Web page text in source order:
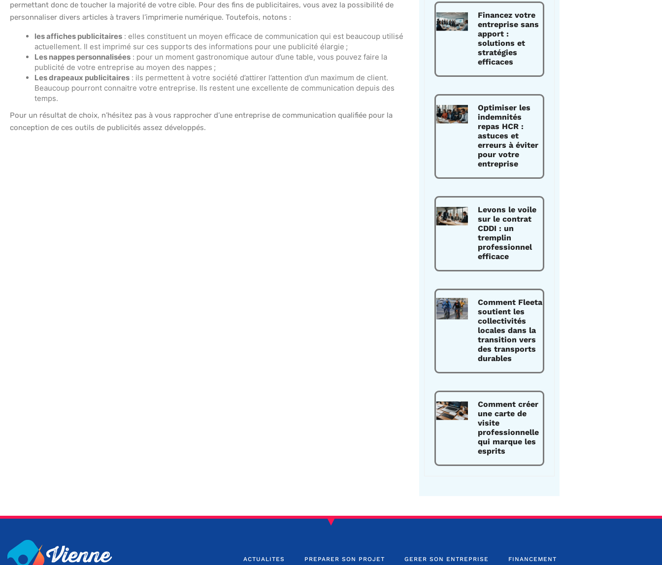
permettant donc de toucher la majorité de votre cible. Pour des fins de publicitaires, vous avez la possibilité de
personnaliser divers articles à travers l’imprimerie numérique. Toutefois, notons :
les affiches publicitaires : elles constituent un moyen efficace de communication qui est beaucoup utilisé
actuellement. Il est imprimé sur ces supports des informations pour une publicité élargie ;
Les nappes personnalisées : pour un moment gastronomique autour d’une table, vous pouvez faire la
publicité de votre entreprise au moyen des nappes ;
Les drapeaux publicitaires : ils permettent à votre société d’attirer l’attention d’un maximum de client.
Beaucoup pourront connaitre votre entreprise. Ils restent une excellente de communication depuis des
temps.
Pour un résultat de choix, n’hésitez pas à vous rapprocher d’une entreprise de communication qualifiée pour la
conception de ces outils de publicités assez développés.
Financez votre
entreprise sans
apport :
solutions et
stratégies
efficaces
Optimiser les
indemnités
repas HCR :
astuces et
erreurs à éviter
pour votre
entreprise
Levons le voile
sur le contrat
CDDI : un
tremplin
professionnel
efficace
Comment Fleeta
soutient les
collectivités
locales dans la
transition vers
des transports
durables
Comment créer
une carte de
visite
professionnelle
qui marque les
esprits
ACTUALITES PREPARER SON PROJET GERER SON ENTREPRISE FINANCEMENT